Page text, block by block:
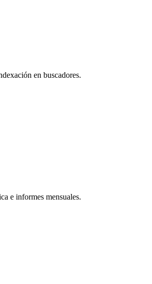
en buscadores.
e informes mensuales.